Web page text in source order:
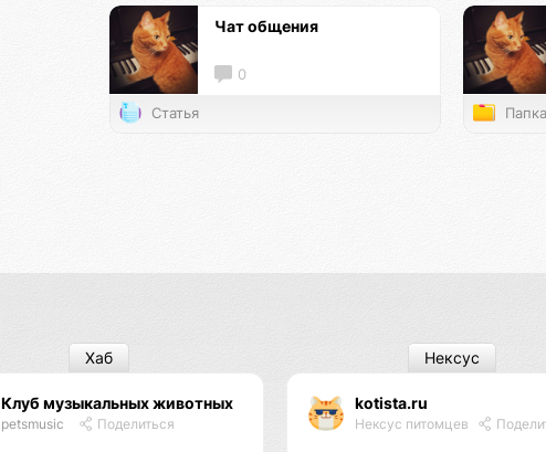
Чат общения
0
Статья Папка
Клуб музыкальных животных
petsmusic Поделиться
Хаб
kotista.ru
Нексус питомцев
Нексус